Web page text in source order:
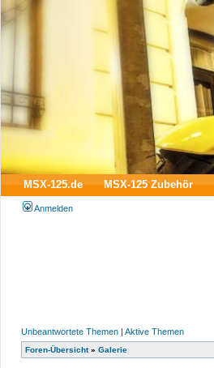
MSX-125.de MSX-125 Zubehör
Anmelden
Unbeantwortete Themen | Aktive Themen
Foren-Übersicht» Galerie